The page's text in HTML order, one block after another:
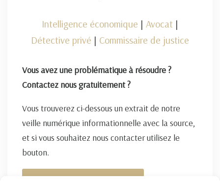
Intelligence économique | Avocat |
Détective privé | Commissaire de justice
Vous avez une problématique à résoudre ?
Contactez nous gratuitement ?
Vous trouverez ci-dessous un extrait de notre
veille numérique informationnelle avec la source,
et si vous souhaitez nous contacter utilisez le
bouton.